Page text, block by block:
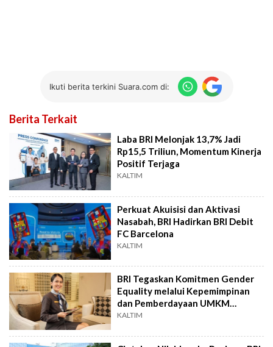
Ikuti berita terkini Suara.com di:
Berita Terkait
Laba BRI Melonjak 13,7% Jadi
Rp15,5 Triliun, Momentum Kinerja
Positif Terjaga
KALTIM
Perkuat Akuisisi dan Aktivasi
Nasabah, BRI Hadirkan BRI Debit
FC Barcelona
KALTIM
BRI Tegaskan Komitmen Gender
Equality melalui Kepemimpinan
dan Pemberdayaan UMKM
Perempuan
KALTIM